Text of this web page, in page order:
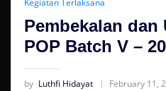
Kegiatan Terlaksana
Pembekalan
POP Batch V –
by Luthfi Hidayat February 11,